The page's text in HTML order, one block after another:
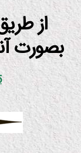
از
بصورت